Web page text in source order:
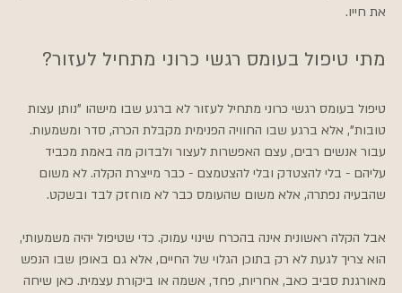
את חייו.
מתי טיפול בעומס רגשי כרוני מתחיל לעזור?
טיפול בעומס רגשי כרוני מתחיל לעזור לא ברגע שבו מישהו "נותן עצות
טובות", אלא ברגע שבו החוויה הפנימית מקבלת הכרה, סדר ומשמעות.
עבור אנשים רבים, עצם האפשרות לעצור ולבדוק מה באמת מכביד
עליהם - בלי להצטדק ובלי להצטמצם - כבר מייצרת הקלה. לא משום
שהבעיה נפתרה, אלא משום שהעומס כבר לא מוחזק לבד ובשקט.
אבל הקלה ראשונית אינה בהכרח שינוי עמוק. כדי שטיפול יהיה משמעותי,
הוא צריך לגעת לא רק בתוכן הגלוי של החיים, אלא גם באופן שבו הנפש
מאורגנת סביב כאב, אחריות, פחד, אשמה או ביקורת עצמית. כאן שיחה